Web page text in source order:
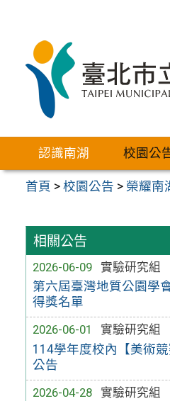
認識南湖 校園公
首頁 >校園公告 > 榮耀南
相關公告
2026-06-09
實驗研究組
第六屆臺灣地質公園學
得獎名單
2026-06-01
實驗研究組
114學年度校內【美術
公告
2026-04-28
實驗研究組